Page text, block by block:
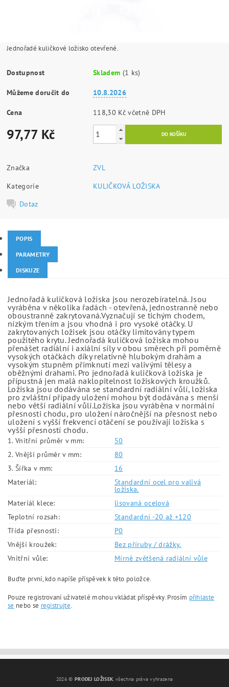
Jednořadé kuličkové ložisko otevřené.
Dostupnost Skladem (1 ks)
Můžeme doručit do 10.8.2026
Cena 118,30 Kč včetně DPH
97,77 Kč
Značka
ZVL
Kategorie
KULIČKOVÁ LOŽISKA
Dotaz
POPIS
PARAMETRY
DISKUZE
Jednořadá kuličková ložiska jsou nerozebíratelná. Jsou
vyráběna v několika řadách - otevřená, jednostranně nebo
oboustranně zakrytovaná.Vyznačují se tichým chodem,
nízkým třením a jsou vhodná i pro vysoké otáčky. U
zakrytovaných ložisek jsou otáčky limitovány typem
použitého krytu. Jednořadá kuličková ložiska mohou
přenášet radiální i axiální síly v obou směrech při poměrně
vysokých otáčkách díky relativně hlubokým drahám a
vysokým stupněm přimknutí mezi valivými tělesy a
oběžnými drahami. Pro jednořadá kuličková ložiska je
přípustná jen malá naklopitelnost ložiskových kroužků.
Ložiska jsou dodávána se standardní radiální vůlí, ložiska
pro zvláštní případy uložení mohou být dodávána s menší
nebo větší radiální vůlí.Ložiska jsou vyráběna v normální
přesnosti chodu, pro uložení náročnější na přesnost nebo
uložení s vyšší frekvencí otáčení se používají ložiska s
vyšší přesností chodu.
1. Vnitřní průměr v mm:
50
2. Vnější průměr v mm:
80
3. Šířka v mm:
16
Materiál:
Standardní ocel pro valivá
ložiska.
Materiál klece:
lisovaná ocelová
Teplotní rozsah:
Standardní -20 až +120
Třída přesnosti:
P0
Vnější kroužek:
Bez příruby / drážky.
Vnitřní vůle:
Mírně zvětšená radiální vůle
Buďte první, kdo napíše příspěvek k této položce.
Pouze registrovaní uživatelé mohou vkládat příspěvky. Prosím přihlaste
se nebo se registrujte.
2026 © PRODEJ LOŽISEK, všechna práva vyhrazena